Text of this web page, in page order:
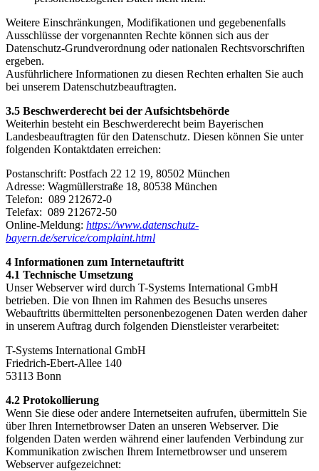
Weitere Einschränkungen, Modifikationen und gegebenenfalls
Ausschlüsse der vorgenannten Rechte können sich aus der
Datenschutz-Grundverordnung oder nationalen Rechtsvorschriften
ergeben.
Ausführlichere Informationen zu diesen Rechten erhalten Sie auch
bei unserem Datenschutzbeauftragten.
3.5 Beschwerderecht bei der Aufsichtsbehörde
Weiterhin besteht ein Beschwerderecht beim Bayerischen
Landesbeauftragten für den Datenschutz. Diesen können Sie unter
folgenden Kontaktdaten erreichen:
Postanschrift: Postfach 22 12 19, 80502 München
Adresse: Wagmüllerstraße 18, 80538 München
Telefon: 089 212672-0
Telefax: 089 212672-50
Online-Meldung: https://www.datenschutz-
bayern.de/service/complaint.html
4 Informationen zum Internetauftritt
4.1 Technische Umsetzung
Unser Webserver wird durch T-Systems International GmbH
betrieben. Die von Ihnen im Rahmen des Besuchs unseres
Webauftritts übermittelten personenbezogenen Daten werden daher
in unserem Auftrag durch folgenden Dienstleister verarbeitet:
T-Systems International GmbH
Friedrich-Ebert-Allee 140
53113 Bonn
4.2 Protokollierung
Wenn Sie diese oder andere Internetseiten aufrufen, übermitteln Sie
über Ihren Internetbrowser Daten an unseren Webserver. Die
folgenden Daten werden während einer laufenden Verbindung zur
Kommunikation zwischen Ihrem Internetbrowser und unserem
Webserver aufgezeichnet: